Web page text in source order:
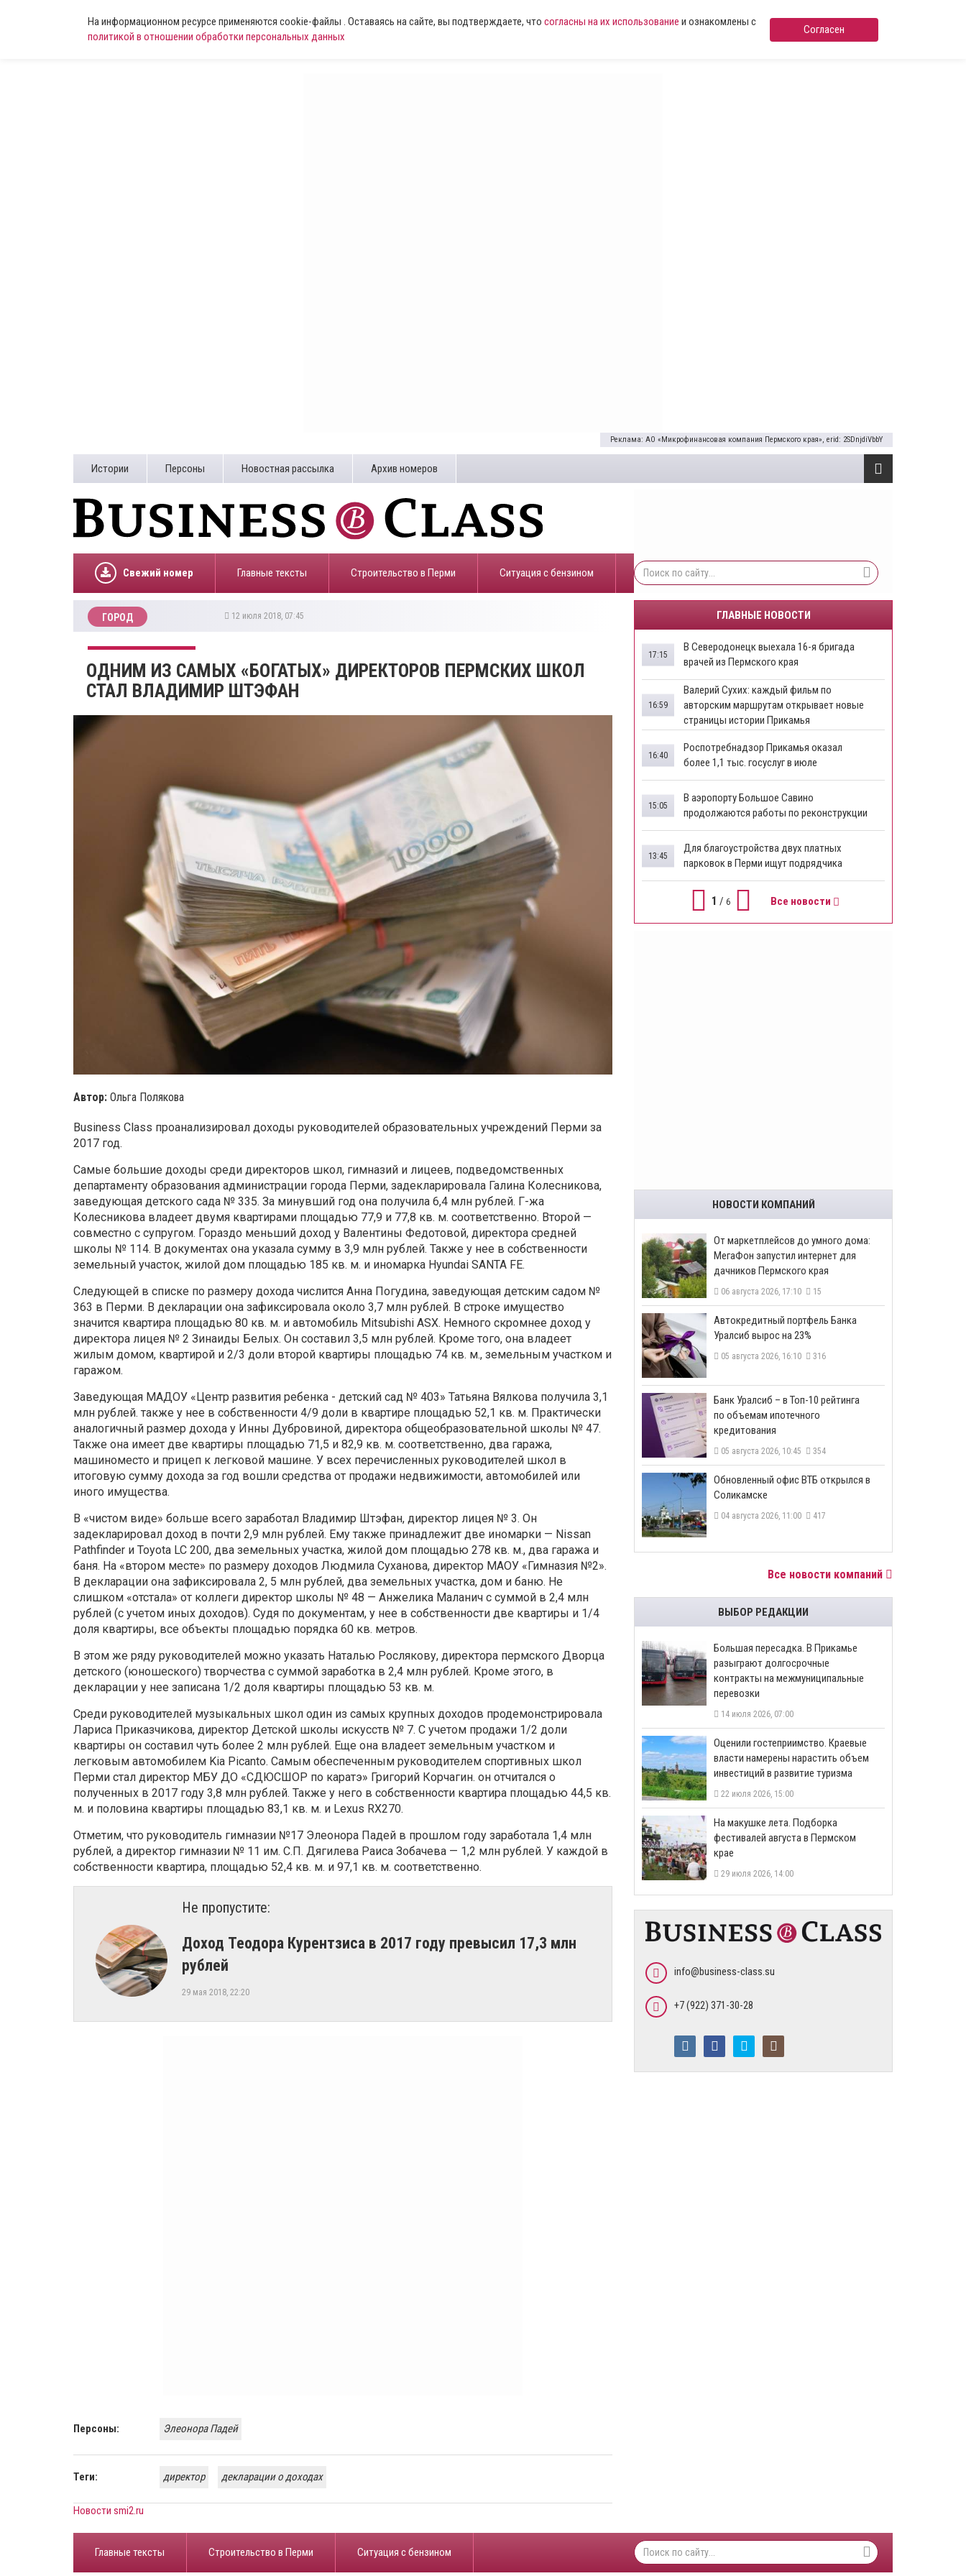
На информационном ресурсе применяются cookie-файлы . Оставаясь на сайте, вы подтверждаете, что согласны на их использование и ознакомлены с
политикой в отношении обработки персональных данных
Согласен
Реклама: АО «Микрофинансовая компания Пермского края», erid: 2SDnjdiVbbY
Истории Персоны Новостная рассылка Архив номеров
Свежий номер Главные тексты Строительство в Перми ​Ситуация с бензином
ГОРОД 12 июля 2018, 07:45
ОДНИМ ИЗ САМЫХ «БОГАТЫХ» ДИРЕКТОРОВ ПЕРМСКИХ ШКОЛ
СТАЛ ВЛАДИМИР ШТЭФАН
Автор: Ольга Полякова
Business Class проанализировал доходы руководителей образовательных учреждений Перми за
2017 год.
Самые большие доходы среди директоров школ, гимназий и лицеев, подведомственных
департаменту образования администрации города Перми, задекларировала Галина Колесникова,
заведующая детского сада № 335. За минувший год она получила 6,4 млн рублей. Г-жа
Колесникова владеет двумя квартирами площадью 77,9 и 77,8 кв. м. соответственно. Второй —
совместно с супругом. Гораздо меньший доход у Валентины Федотовой, директора средней
школы № 114. В документах она указала сумму в 3,9 млн рублей. Также у нее в собственности
земельный участок, жилой дом площадью 185 кв. м. и иномарка Hyundai SANTA FE.
Следующей в списке по размеру дохода числится Анна Погудина, заведующая детским садом №
363 в Перми. В декларации она зафиксировала около 3,7 млн рублей. В строке имущество
значится квартира площадью 80 кв. м. и автомобиль Mitsubishi АSХ. Немного скромнее доход у
директора лицея № 2 Зинаиды Белых. Он составил 3,5 млн рублей. Кроме того, она владеет
жилым домом, квартирой и 2/3 доли второй квартиры площадью 74 кв. м., земельным участком и
гаражом.
Заведующая МАДОУ «Центр развития ребенка - детский сад № 403» Татьяна Вялкова получила 3,1
млн рублей. также у нее в собственности 4/9 доли в квартире площадью 52,1 кв. м. Практически
аналогичный размер дохода у Инны Дубровиной, директора общеобразовательной школы № 47.
Также она имеет две квартиры площадью 71,5 и 82,9 кв. м. соответственно, два гаража,
машиноместо и прицеп к легковой машине. У всех перечисленных руководителей школ в
итоговую сумму дохода за год вошли средства от продажи недвижимости, автомобилей или
иного имущества.
В «чистом виде» больше всего заработал Владимир Штэфан, директор лицея № 3. Он
задекларировал доход в почти 2,9 млн рублей. Ему также принадлежит две иномарки — Nissan
Pathfinder и Toyota LC 200, два земельных участка, жилой дом площадью 278 кв. м., два гаража и
баня. На «втором месте» по размеру доходов Людмила Суханова, директор МАОУ «Гимназия №2».
В декларации она зафиксировала 2, 5 млн рублей, два земельных участка, дом и баню. Не
слишком «отстала» от коллеги директор школы № 48 — Анжелика Маланич с суммой в 2,4 млн
рублей (с учетом иных доходов). Судя по документам, у нее в собственности две квартиры и 1/4
доля квартиры, все объекты площадью порядка 60 кв. метров.
В этом же ряду руководителей можно указать Наталью Рослякову, директора пермского Дворца
детского (юношеского) творчества с суммой заработка в 2,4 млн рублей. Кроме этого, в
декларации у нее записана 1/2 доля квартиры площадью 53 кв. м.
Среди руководителей музыкальных школ один из самых крупных доходов продемонстрировала
Лариса Приказчикова, директор Детской школы искусств № 7. С учетом продажи 1/2 доли
квартиры он составил чуть более 2 млн рублей. Еще она владеет земельным участком и
легковым автомобилем Kia Picanto. Самым обеспеченным руководителем спортивных школ
Перми стал директор МБУ ДО «СДЮСШОР по каратэ» Григорий Корчагин. он отчитался о
полученных в 2017 году 3,8 млн рублей. Также у него в собственности квартира площадью 44,5 кв.
м. и половина квартиры площадью 83,1 кв. м. и Lexus RX270.
Отметим, что руководитель гимназии №17 Элеонора Падей в прошлом году заработала 1,4 млн
рублей, а директор гимназии № 11 им. С.П. Дягилева Раиса Зобачева — 1,2 млн рублей. У каждой в
собственности квартира, площадью 52,4 кв. м. и 97,1 кв. м. соответственно.
Не пропустите:
Доход Теодора Курентзиса в 2017 году превысил 17,3 млн
рублей
29 мая 2018, 22:20
Персоны: Элеонора Падей
Теги: директор декларации о доходах
Новости smi2.ru
ГЛАВНЫЕ НОВОСТИ
В Северодонецк выехала 16-я бригада
врачей из Пермского края
17:15
​Валерий Сухих: каждый фильм по
авторским маршрутам открывает новые
страницы истории Прикамья
16:59
Роспотребнадзор Прикамья оказал
более 1,1 тыс. госуслуг в июле
16:40
В аэропорту Большое Савино
продолжаются работы по реконструкции
15:05
Для благоустройства двух платных
парковок в Перми ищут подрядчика
13:45
1 / 6 Все новости
НОВОСТИ КОМПАНИЙ
От маркетплейсов до умного дома:
МегаФон запустил интернет для
дачников Пермского края
06 августа 2026, 17:10 15
​Автокредитный портфель Банка
Уралсиб вырос на 23%
05 августа 2026, 16:10 316
​Банк Уралсиб – в Топ-10 рейтинга
по объемам ипотечного
кредитования
05 августа 2026, 10:45 354
​Обновленный офис ВТБ открылся в
Соликамске
04 августа 2026, 11:00 417
Все новости компаний
ВЫБОР РЕДАКЦИИ
Большая пересадка. В Прикамье
разыграют долгосрочные
контракты на межмуниципальные
перевозки
14 июля 2026, 07:00
Оценили гостеприимство. Краевые
власти намерены нарастить объем
инвестиций в развитие туризма
22 июля 2026, 15:00
На макушке лета. Подборка
фестивалей августа в Пермском
крае
29 июля 2026, 14:00
info@business-class.su
+7 (922) 371-30-28
Главные тексты Строительство в Перми ​Ситуация с бензином